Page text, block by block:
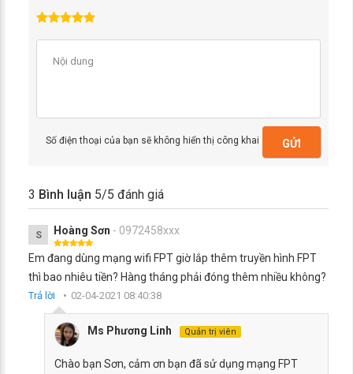
Số điện thoại của bạn sẽ không hiển thị công khai GỬI
3 Bình luận 5/5 đánh giá
S Hoàng Sơn - 0972458xxx
Em đang dùng mạng wifi FPT giờ lắp thêm truyền hình FPT
thì bao nhiêu tiền? Hàng tháng phải đóng thêm nhiều không?
Trả lời 02-04-2021 08:40:38
Ms Phương Linh Quản trị viên
Chào bạn Sơn, cảm ơn bạn đã sử dụng mạng FPT